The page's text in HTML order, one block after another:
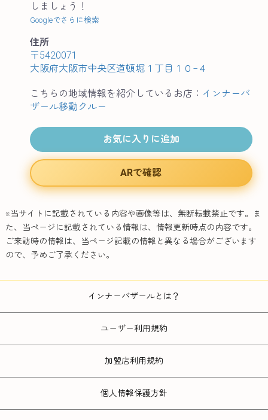
しましょう！
Googleでさらに検索
住所
〒5420071
大阪府大阪市中央区道頓堀１丁目１０−４
こちらの地域情報を紹介しているお店： インナーバ
ザール移動クルー
お気に入りに追加
ARで確認
※当サイトに記載されている内容や画像等は、無断転載禁止です。ま
た、当ページに記載されている情報は、情報更新時点の内容です。
ご来訪時の情報は、当ページ記載の情報と異なる場合がございます
ので、予めご了承ください。
インナーバザールとは？
ユーザー利用規約
加盟店利用規約
個人情報保護方針